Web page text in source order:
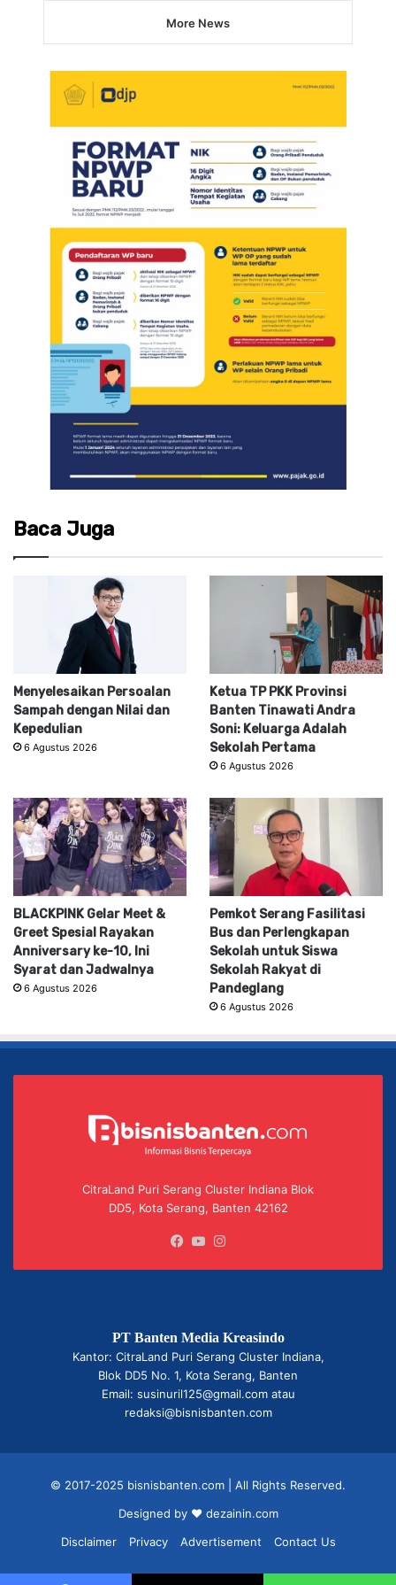
More News
Baca Juga
Menyelesaikan Persoalan
Sampah dengan Nilai dan
Kepedulian
6 Agustus 2026
Ketua TP PKK Provinsi
Banten Tinawati Andra
Soni: Keluarga Adalah
Sekolah Pertama
6 Agustus 2026
BLACKPINK Gelar Meet &
Greet Spesial Rayakan
Anniversary ke-10, Ini
Syarat dan Jadwalnya
6 Agustus 2026
Pemkot Serang Fasilitasi
Bus dan Perlengkapan
Sekolah untuk Siswa
Sekolah Rakyat di
Pandeglang
6 Agustus 2026
CitraLand Puri Serang Cluster Indiana Blok
DD5, Kota Serang, Banten 42162
Facebook
YouTube
PT Banten Media Kreasindo
Kantor: CitraLand Puri Serang Cluster Indiana,
Blok DD5 No. 1, Kota Serang, Banten
Email: susinuril125@gmail.com atau
redaksi@bisnisbanten.com
© 2017-2025 bisnisbanten.com | All Rights Reserved.
Designed by ❤ dezainin.com
Disclaimer
Privacy Advertisement Contact Us